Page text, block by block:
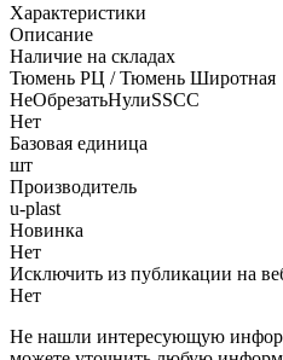
Характеристики
Описание
Наличие на складах
Тюмень РЦ / Тюмень Широтная
НеОбрезатьНулиSSCC
Нет
Базовая единица
шт
Производитель
u-plast
Новинка
Нет
Исключить из публикации на
Нет
Не нашли интересующую